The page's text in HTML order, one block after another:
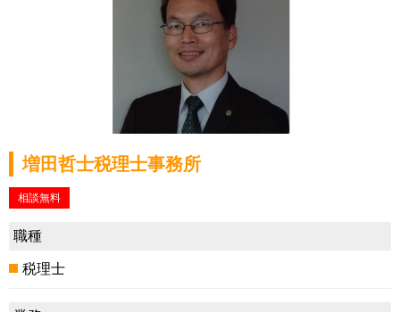
増田哲士税理士事務所
相談無料
職種
税理士